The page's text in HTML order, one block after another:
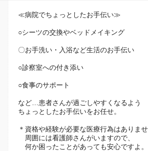
≪病院でちょっとしたお手伝い≫
○シーツの交換やベッドメイキング
〇お手洗い・入浴など生活のお手伝い
○診察室への付き添い
○食事のサポート
など…患者さんが過ごしやすくなるよう
ちょっとしたお手伝いをお任せ。
＊資格や経験が必要な医療行為はありませ
周囲には看護師さんがいますので、
何か困ったことがあっても安心ですよ。